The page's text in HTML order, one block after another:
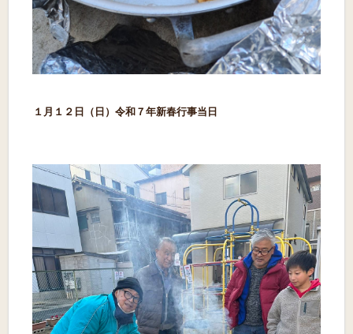
１月１２日（日）令和７年新春行事当日